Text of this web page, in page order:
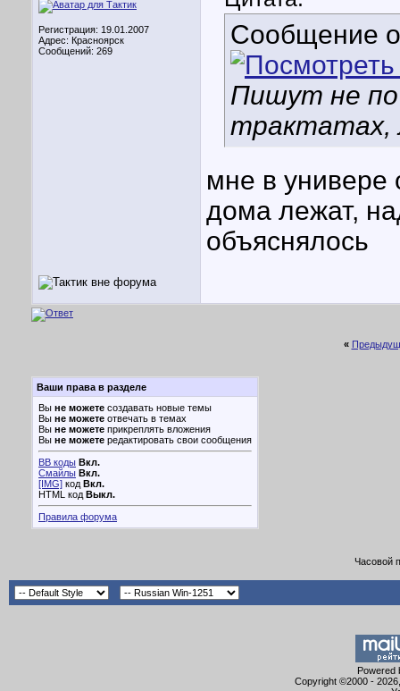
Регистрация: 19.01.2007
Адрес: Красноярск
Сообщений: 269
Сообщение
Пишут не по
трактатах,
мне в универе
дома лежат,
объяснялось
«
Ваши права в разделе
Вы не можете создавать новые темы
Вы не можете отвечать в темах
Вы не можете прикреплять вложения
Вы не можете редактировать свои сообщения
BB коды Вкл.
Смайлы Вкл.
[IMG] код Вкл.
HTML код Выкл.
Правила форума
Часовой
Powered
Copyright ©2000 -